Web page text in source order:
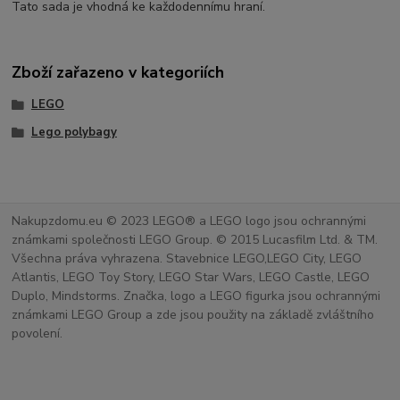
Tato sada je vhodná ke každodennímu hraní.
Zboží zařazeno v kategoriích
LEGO
Lego polybagy
Nakupzdomu.eu © 2023 LEGO® a LEGO logo jsou ochrannými
známkami společnosti LEGO Group. © 2015 Lucasfilm Ltd. & TM.
Všechna práva vyhrazena. Stavebnice LEGO,LEGO City, LEGO
Atlantis, LEGO Toy Story, LEGO Star Wars, LEGO Castle, LEGO
Duplo, Mindstorms. Značka, logo a LEGO figurka jsou ochrannými
známkami LEGO Group a zde jsou použity na základě zvláštního
povolení.